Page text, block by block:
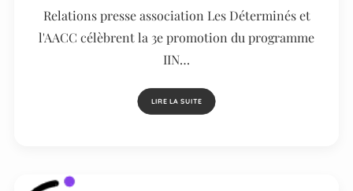
Relations presse association Les Déterminés et
l'AACC célèbrent la 3e promotion du programme
IIN…
LIRE LA SUITE